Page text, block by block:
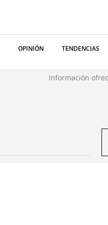
OPINIÓN TENDENCIAS
Información